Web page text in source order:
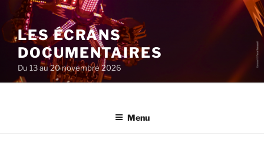
au
contenu
principal
LES ÉCRANS
DOCUMENTAIRES
Du 13 au 20 novembre 2026
Menu